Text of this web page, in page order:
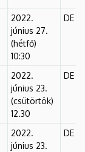
2022.
június 27.
(hétfő)
10:30
DE
2022.
június 23.
(csütörtök)
12.30
DE
2022.
június 23.
DE